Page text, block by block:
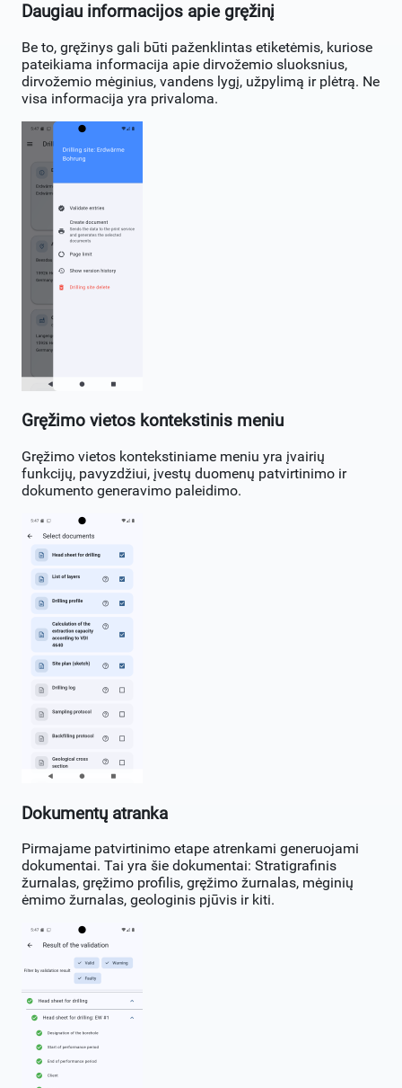
Daugiau informacijos apie gręžinį
Be to, gręžinys gali būti paženklintas etiketėmis, kuriose
pateikiama informacija apie dirvožemio sluoksnius,
dirvožemio mėginius, vandens lygį, užpylimą ir plėtrą. Ne
visa informacija yra privaloma.
Gręžimo vietos kontekstinis meniu
Gręžimo vietos kontekstiniame meniu yra įvairių
funkcijų, pavyzdžiui, įvestų duomenų patvirtinimo ir
dokumento generavimo paleidimo.
Dokumentų atranka
Pirmajame patvirtinimo etape atrenkami generuojami
dokumentai. Tai yra šie dokumentai: Stratigrafinis
žurnalas, gręžimo profilis, gręžimo žurnalas, mėginių
ėmimo žurnalas, geologinis pjūvis ir kiti.